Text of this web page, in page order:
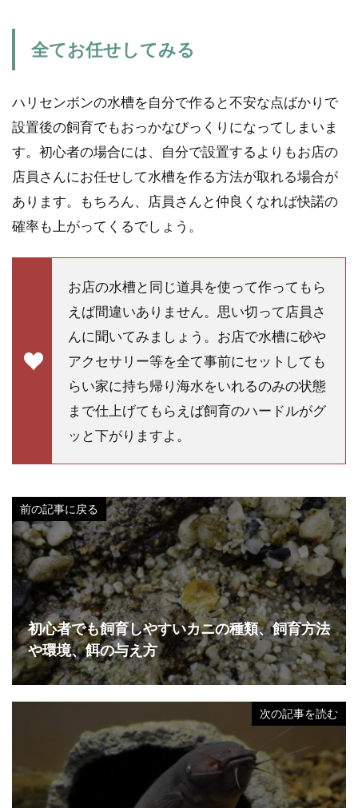
全てお任せしてみる
ハリセンボンの水槽を自分で作ると不安な点ばかりで
設置後の飼育でもおっかなびっくりになってしまいま
す。初心者の場合には、自分で設置するよりもお店の
店員さんにお任せして水槽を作る方法が取れる場合が
あります。もちろん、店員さんと仲良くなれば快諾の
確率も上がってくるでしょう。
お店の水槽と同じ道具を使って作ってもら
えば間違いありません。思い切って店員さ
んに聞いてみましょう。お店で水槽に砂や
アクセサリー等を全て事前にセットしても
らい家に持ち帰り海水をいれるのみの状態
まで仕上げてもらえば飼育のハードルがグ
ッと下がりますよ。
前の記事に戻る
初心者でも飼育しやすいカニの種類、飼育方法
や環境、餌の与え方
次の記事を読む